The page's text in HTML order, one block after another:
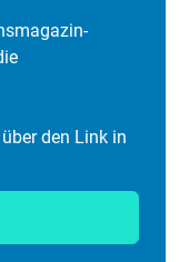
den Link in